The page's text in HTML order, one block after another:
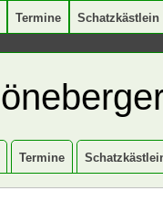
Termine Schatzkästlein
Termine